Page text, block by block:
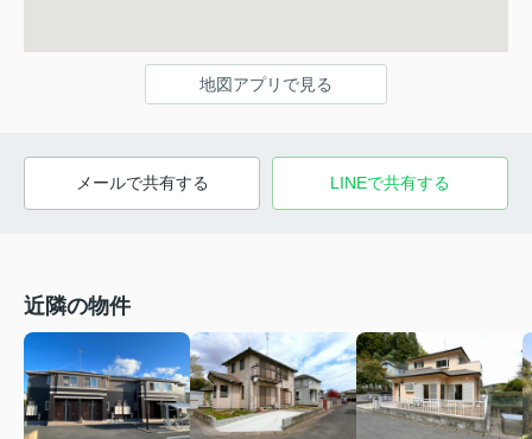
地図アプリで見る
メールで共有する LINEで共有する
近隣の物件